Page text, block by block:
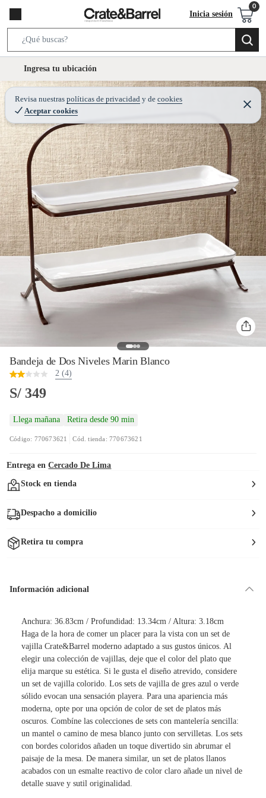
Inicia sesión
e
r
c
B
a
r
o
t
i
o
n
-
i
c
o
n
Ingresa tu ubicación
Revisa nuestras políticas de privacidad y de cookies
Aceptar cookies
C
r
a
r
Bandeja de Dos Niveles Marin Blanco
2 (4)
S/ 349
Llega mañana Retira desde 90 min
Código: 770673621 Cód. tienda: 770673621
Entrega en Cercado De Lima
Stock en tienda
Despacho a domicilio
Retira tu compra
Información adicional
Anchura: 36.83cm / Profundidad: 13.34cm / Altura: 3.18cm
Haga de la hora de comer un placer para la vista con un set de
vajilla Crate&Barrel moderno adaptado a sus gustos únicos. Al
elegir una colección de vajillas, deje que el color del plato que
elija marque su estética. Si le gusta el diseño atrevido, considere
un set de vajilla colorido. Los sets de vajilla de gres azul o verde
sólido evocan una sensación playera. Para una apariencia más
moderna, opte por una opción de color de set de platos más
oscuros. Combíne las colecciones de sets con mantelería sencilla:
un mantel o camino de mesa blanco junto con servilletas. Los sets
con bordes coloridos añaden un toque divertido sin abrumar el
paisaje de la mesa. De manera similar, un set de platos llanos
acabados con un esmalte reactivo de color claro añade un nivel de
detalle suave y sutil originalidad.